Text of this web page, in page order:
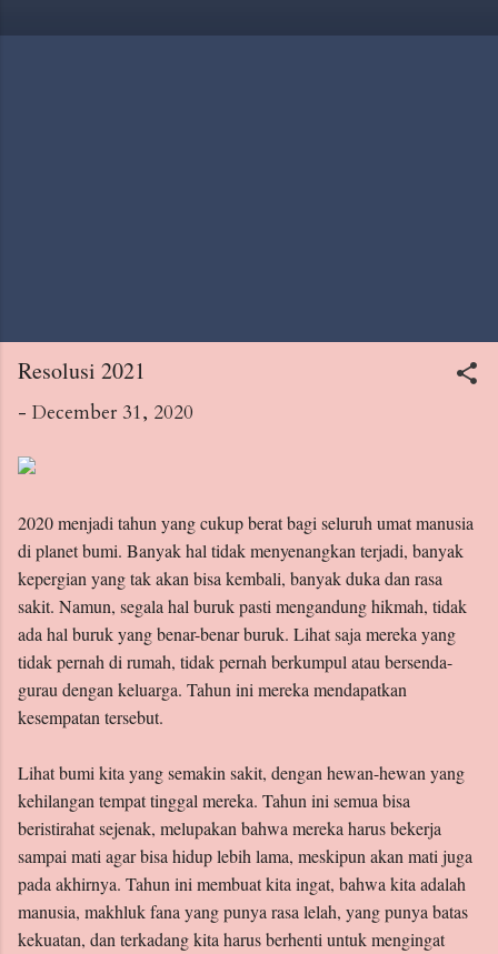
Resolusi 2021
- December 31, 2020
2020 menjadi tahun yang cukup berat bagi seluruh umat manusia
di planet bumi. Banyak hal tidak menyenangkan terjadi, banyak
kepergian yang tak akan bisa kembali, banyak duka dan rasa
sakit. Namun, segala hal buruk pasti mengandung hikmah, tidak
ada hal buruk yang benar-benar buruk. Lihat saja mereka yang
tidak pernah di rumah, tidak pernah berkumpul atau bersenda-
gurau dengan keluarga. Tahun ini mereka mendapatkan
kesempatan tersebut.
Lihat bumi kita yang semakin sakit, dengan hewan-hewan yang
kehilangan tempat tinggal mereka. Tahun ini semua bisa
beristirahat sejenak, melupakan bahwa mereka harus bekerja
sampai mati agar bisa hidup lebih lama, meskipun akan mati juga
pada akhirnya. Tahun ini membuat kita ingat, bahwa kita adalah
manusia, makhluk fana yang punya rasa lelah, yang punya batas
kekuatan, dan terkadang kita harus berhenti untuk mengingat
Archive
Labels